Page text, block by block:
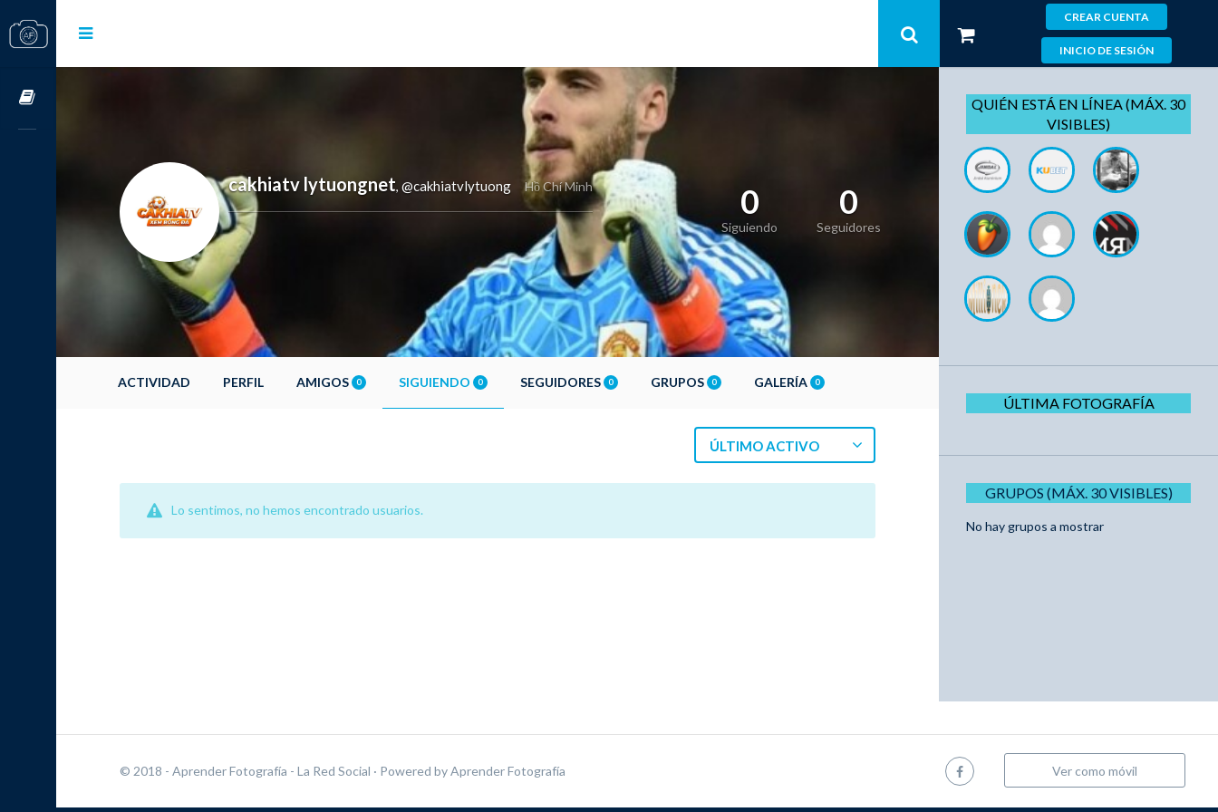
CREAR CUENTA
INICIO DE SESIÓN
cakhiatv lytuongnet, @cakhiatvlytuong Hồ Chí Minh 0
Siguiendo
0
Seguidores
ACTIVIDAD PERFIL AMIGOS 0 SIGUIENDO 0 SEGUIDORES 0 GRUPOS 0 GALERÍA 0
ÚLTIMO ACTIVO
Lo sentimos, no hemos encontrado usuarios.
QUIÉN ESTÁ EN LÍNEA (MÁX. 30
VISIBLES)
ÚLTIMA FOTOGRAFÍA
GRUPOS (MÁX. 30 VISIBLES)
No hay grupos a mostrar
© 2018 - Aprender Fotografía - La Red Social · Powered byAprender Fotografía